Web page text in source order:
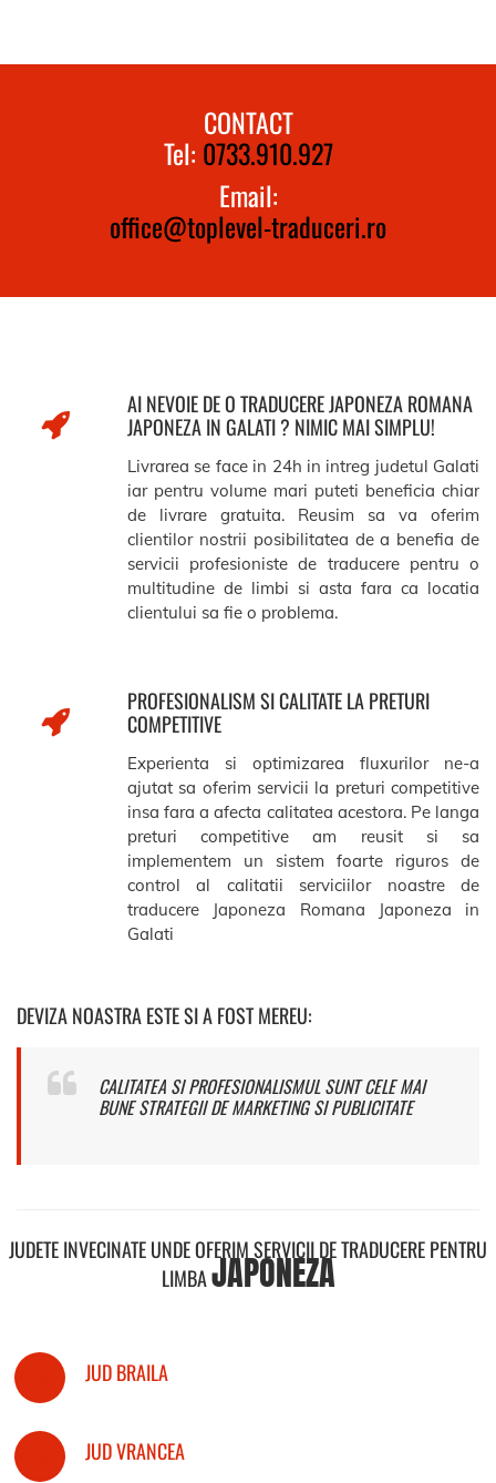
CONTACT
Tel: 0733.910.927
Email:
office@toplevel-traduceri.ro
AI NEVOIE DE O TRADUCERE JAPONEZA ROMANA
JAPONEZA IN GALATI ? NIMIC MAI SIMPLU!
Livrarea se face in 24h in intreg judetul Galati
iar pentru volume mari puteti beneficia chiar
de livrare gratuita. Reusim sa va oferim
clientilor nostrii posibilitatea de a benefia de
servicii profesioniste de traducere pentru o
multitudine de limbi si asta fara ca locatia
clientului sa fie o problema.
PROFESIONALISM SI CALITATE LA PRETURI
COMPETITIVE
Experienta si optimizarea fluxurilor ne-a
ajutat sa oferim servicii la preturi competitive
insa fara a afecta calitatea acestora. Pe langa
preturi competitive am reusit si sa
implementem un sistem foarte riguros de
control al calitatii serviciilor noastre de
traducere Japoneza Romana Japoneza in
Galati
DEVIZA NOASTRA ESTE SI A FOST MEREU:
CALITATEA SI PROFESIONALISMUL SUNT CELE MAI
BUNE STRATEGII DE MARKETING SI PUBLICITATE
JUDETE INVECINATE UNDE OFERIM SERVICII DE TRADUCERE PENTRU
LIMBAJAPONEZA
JUD BRAILA
JUD VRANCEA